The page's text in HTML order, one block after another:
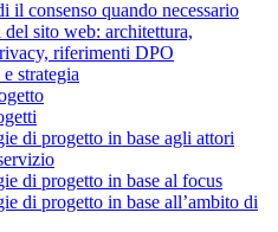
il consenso quando necessario
del sito web: architettura,
riferimenti DPO
strategia
di progetto in base agli attori
di progetto in base al focus
di progetto in base all’ambito di